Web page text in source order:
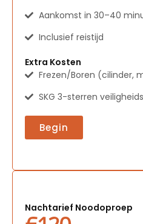
Aankomst in 30–40
Inclusief reistijd
Extra Kosten
Frezen/Boren (cilinder,
SKG 3-sterren
Begin
Nachtarief Noodoproep